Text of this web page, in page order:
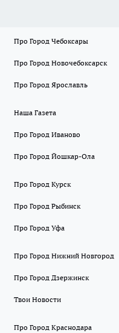
Про Город Чебоксары
Про Город Новочебоксарск
Про Город Ярославль
Наша Газета
Про Город Иваново
Про Город Йошкар-Ола
Про Город Курск
Про Город Рыбинск
Про Город Уфа
Про Город Нижний Новгород
Про Город Дзержинск
Твои Новости
Про Город Краснодара